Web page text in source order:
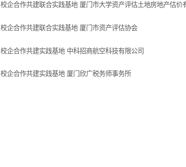
校企合作共建联合实践基地 厦门市大学资产评估土地房地产估价
校企合作共建联合实践基地 厦门市资产评估协会
校企合作共建实践基地 中科招商航空科技有限公司
校企合作共建实践基地 厦门欣广税务师事务所